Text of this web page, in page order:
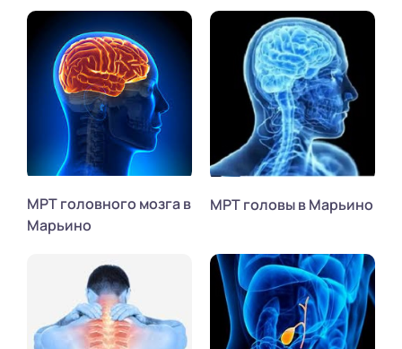
МРТ головного мозга в
Марьино
МРТ головы в Марьино